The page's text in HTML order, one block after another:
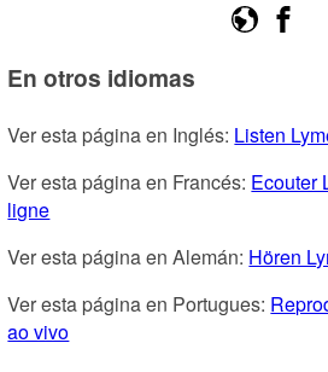
En otros idiomas
Ver esta página en Inglés: Listen
Ver esta página en Francés: Ecouter
ligne
Ver esta página en Alemán: Hören
Ver esta página en Portugues:
ao vivo